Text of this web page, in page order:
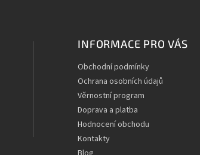
INFORMACE PRO VÁS
Obchodní podmínky
Ochrana osobních údajů
Věrnostní program
Doprava a platba
Hodnocení obchodu
Kontakty